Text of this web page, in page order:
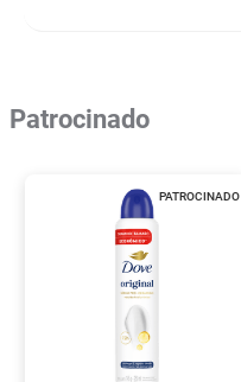
Patrocinado
PATROCINADO